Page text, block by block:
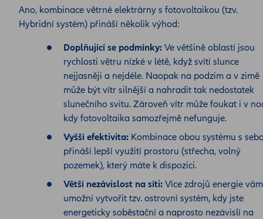
Ano, kombinace větrné elektrárny s fotovoltaikou (tzv.
Hybridní systém) přináší několik výhod:
Doplňující se podmínky: Ve většině oblastí jsou
rychlosti větru nízké v létě, když svítí slunce
nejjasněji a nejdéle. Naopak na podzim a v zimě
může být vítr silnější a nahradit tak nedostatek
slunečního svitu. Zároveň vítr může foukat i v
kdy fotovoltaika samozřejmě nefunguje.
Vyšší efektivita: Kombinace obou systému s
přináší lepší využití prostoru (střecha, volný
pozemek), který máte k dispozici.
Větší nezávislost na síti: Více zdrojů energie vám
umožní vytvořit tzv. ostrovní systém, kdy jste
energeticky soběstační a naprosto nezávislí na